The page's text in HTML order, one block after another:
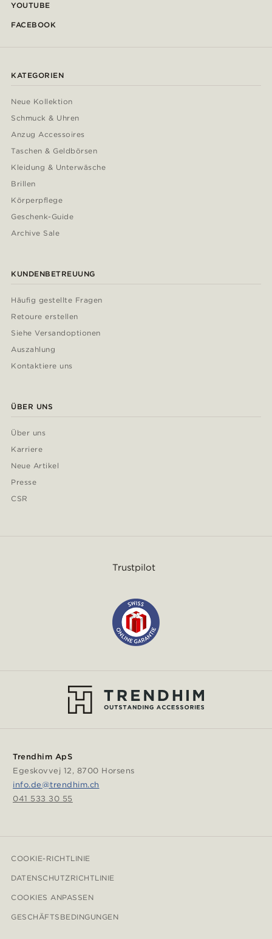
YOUTUBE
FACEBOOK
KATEGORIEN
Neue Kollektion
Schmuck & Uhren
Anzug Accessoires
Taschen & Geldbörsen
Kleidung & Unterwäsche
Brillen
Körperpflege
Geschenk-Guide
Archive Sale
KUNDENBETREUUNG
Häufig gestellte Fragen
Retoure erstellen
Siehe Versandoptionen
Auszahlung
Kontaktiere uns
ÜBER UNS
Über uns
Karriere
Neue Artikel
Presse
CSR
Trustpilot
Trendhim ApS
Egeskovvej 12, 8700 Horsens
info.de@trendhim.ch
041 533 30 55
COOKIE-RICHTLINIE
DATENSCHUTZRICHTLINIE
COOKIES ANPASSEN
GESCHÄFTSBEDINGUNGEN